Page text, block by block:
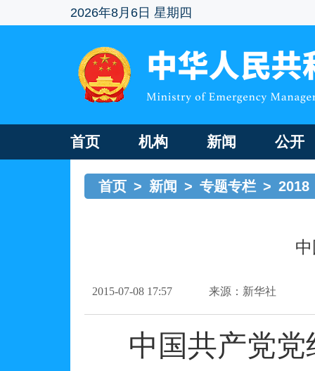
2026年8月6日 星期四
首页 机构 新闻 公开
首页 > 新闻 > 专题专栏 > 2018
2015-07-08 17:57 来源：新华社
中国共产党